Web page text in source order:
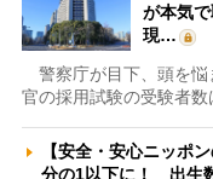
が本気
現…
警察庁が目下、頭を悩
官の採用試験の受験者
【安全・安心ニッポ
分の1以下に！ 出生